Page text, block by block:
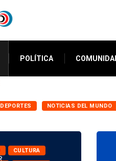
POLÍTICA
NOTICIAS DEL MUNDO
CULTURA